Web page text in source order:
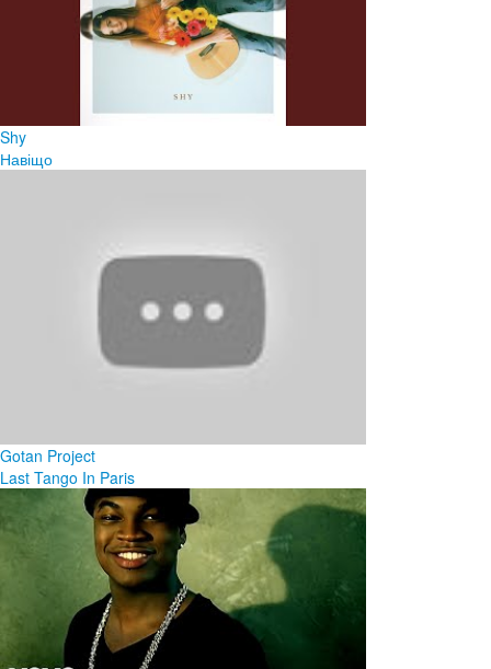
Shy
Навіщо
Gotan Project
Last Tango In Paris